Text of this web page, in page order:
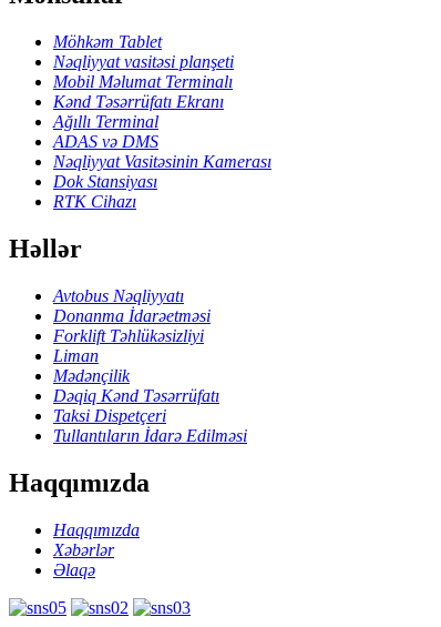
Möhkəm Tablet
Nəqliyyat vasitəsi planşeti
Mobil Məlumat Terminalı
Kənd Təsərrüfatı Ekranı
Ağıllı Terminal
ADAS və DMS
Nəqliyyat Vasitəsinin Kamerası
Dok Stansiyası
RTK Cihazı
Həllər
Avtobus Nəqliyyatı
Donanma İdarəetməsi
Forklift Təhlükəsizliyi
Liman
Mədənçilik
Dəqiq Kənd Təsərrüfatı
Taksi Dispetçeri
Tullantıların İdarə Edilməsi
Haqqımızda
Haqqımızda
Xəbərlər
Əlaqə